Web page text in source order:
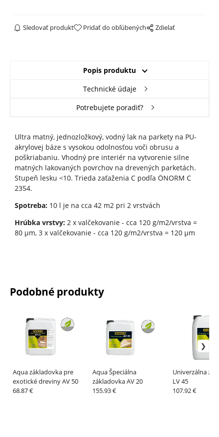
Sledovať produkt Pridať do obľúbených Zdielať
Popis produktu
Technické údaje
Potrebujete poradiť?
Ultra matný, jednozložkový, vodný lak na parkety na PU-
akrylovej báze s vysokou odolnosťou voči obrusu a
poškriabaniu. Vhodný pre interiér na vytvorenie silne
matných lakovaných povrchov na drevených parketách.
Stupeň lesku <10. Trieda zaťaženia C podľa ÖNORM C
2354.
Spotreba: 10 l je na cca 42 m2 pri 2 vrstvách
Hrúbka vrstvy:2 x valčekovanie - cca 120 g/m2/vrstva =
80 μm, 3 x valčekovanie - cca 120 g/m2/vrstva = 120 μm
Podobné produkty
Aqua základovka pre
exotické dreviny AV 50
68.87 €
Aqua Špeciálna
základovka AV 20
155.93 €
Univerzálna
LV 45
107.92 €